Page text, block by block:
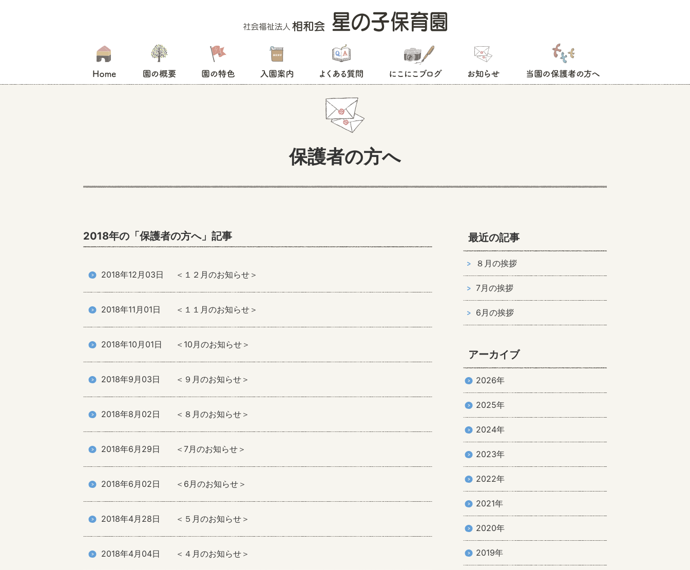
保護者の方へ
2018年の「保護者の方へ」記事
2018年12月03日 ＜１２月のお知らせ＞
2018年11月01日 ＜１１月のお知らせ＞
2018年10月01日 ＜10月のお知らせ＞
2018年9月03日 ＜９月のお知らせ＞
2018年8月02日 ＜８月のお知らせ＞
2018年6月29日 ＜7月のお知らせ＞
2018年6月02日 ＜6月のお知らせ＞
2018年4月28日 ＜５月のお知らせ＞
2018年4月04日 ＜４月のお知らせ＞
最近の記事
８月の挨拶
7月の挨拶
6月の挨拶
アーカイブ
2026年
2025年
2024年
2023年
2022年
2021年
2020年
2019年